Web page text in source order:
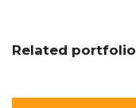
Related portfolio